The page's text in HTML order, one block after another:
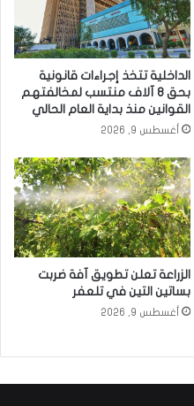
الداخلية تتخذ إجراءات قانونية
بحق 8 آلاف منتسب لمخالفتهم
القوانين منذ بداية العام الحالي
أغسطس 9, 2026
الزراعة تعلن تطويق آفة ضربت
بساتين التين في تلعفر
أغسطس 9, 2026